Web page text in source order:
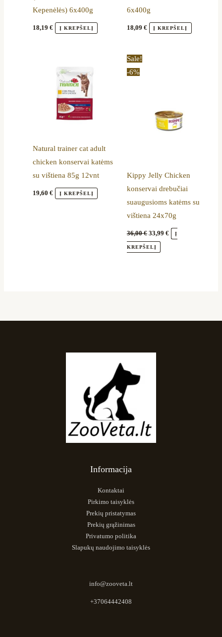
Kepenėlės) 6x400g
18,19€ Į KREPŠELĮ
6x400g
18,09 € Į KREPŠELĮ
Natural trainer cat adult
chicken konservai katėms
su vištiena 85g 12vnt
19,60€ Į KREPŠELĮ
Sale!
-6%
Kippy Jelly Chicken
konservai drebučiai
suaugusioms katėms su
vištiena 24x70g
36,00€ 33,99 € Į
KREPŠELĮ
Informacija
Kontaktai
Pirkimo taisyklės
Prekių pristatymas
Prekių grąžinimas
Privatumo politika
Slapukų naudojimo taisyklės
info@zooveta.lt
+37064442408